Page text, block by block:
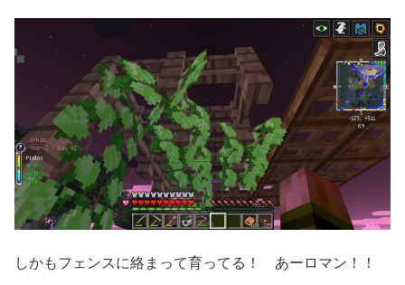
しかもフェンスに絡まって育ってる！ あーロマン！！